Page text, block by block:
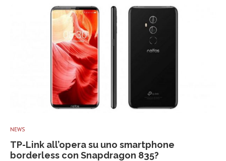
NEWS
TP-Link all’opera su uno smartphone
borderless con Snapdragon 835?